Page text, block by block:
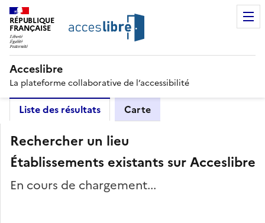
RÉPUBLIQUE
FRANÇAISE
Acceslibre
La plateforme collaborative de l’accessibilité
Liste des résultats Carte
Rechercher un lieu
Établissements existants sur Acceslibre
En cours de chargement...